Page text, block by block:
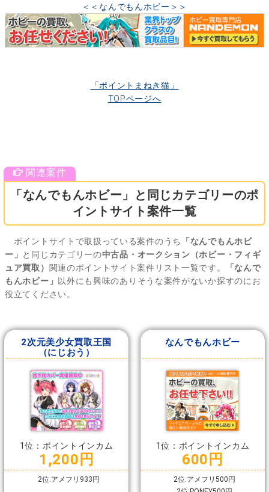
＜＜なんでもんホビー＞＞
「ポイントまねき猫」
TOPページへ
「なんでもんホビー」と同じカテゴリーのポ
イントサイト案件一覧
ポイントサイトで取扱っている案件のうち
「なんでもんホビ
ー」 と同じカテゴリーの中古品・オークション（ホビー・フィギ
ュア買取） 関連のポイントサイト案件リスト一覧です。
「なんで
もんホビー」 以外にも興味のありそうな案件がないか探すのにお
役立てください。
2次元美少女買取王国
（にじおう）
1位：ポイントインカム
1,200円
2位:アメフリ933円
なんでもんホビー
1位：ポイントインカム
600円
2位:アメフリ500円